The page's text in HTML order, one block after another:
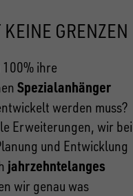
GRENZEN
ihre
Spezialanhänger
werden muss?
Erweiterungen, wir bei
und Entwicklung
jahrzehntelanges
wir genau was